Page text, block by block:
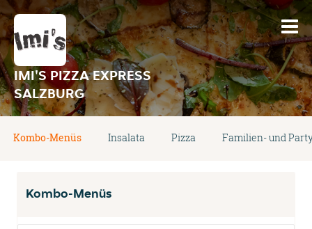
IMI'S PIZZA EXPRESS
SALZBURG
Kombo-Menüs Insalata Pizza Familien- und
Kombo-Menüs